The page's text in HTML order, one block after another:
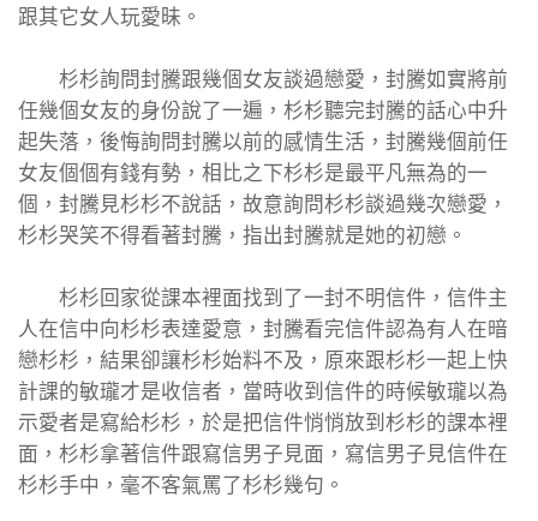
跟其它女人玩愛昧。
杉杉詢問封騰跟幾個女友談過戀愛，封騰如實將前
任幾個女友的身份說了一遍，杉杉聽完封騰的話心中升
起失落，後悔詢問封騰以前的感情生活，封騰幾個前任
女友個個有錢有勢，相比之下杉杉是最平凡無為的一
個，封騰見杉杉不說話，故意詢問杉杉談過幾次戀愛，
杉杉哭笑不得看著封騰，指出封騰就是她的初戀。
杉杉回家從課本裡面找到了一封不明信件，信件主
人在信中向杉杉表達愛意，封騰看完信件認為有人在暗
戀杉杉，結果卻讓杉杉始料不及，原來跟杉杉一起上快
計課的敏瓏才是收信者，當時收到信件的時候敏瓏以為
示愛者是寫給杉杉，於是把信件悄悄放到杉杉的課本裡
面，杉杉拿著信件跟寫信男子見面，寫信男子見信件在
杉杉手中，毫不客氣罵了杉杉幾句。